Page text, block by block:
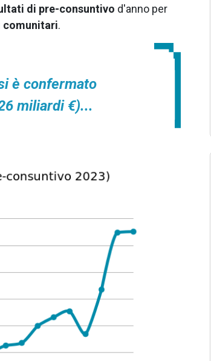
di pre-consuntivo d'anno per
comunitari.
è confermato
miliardi €)...